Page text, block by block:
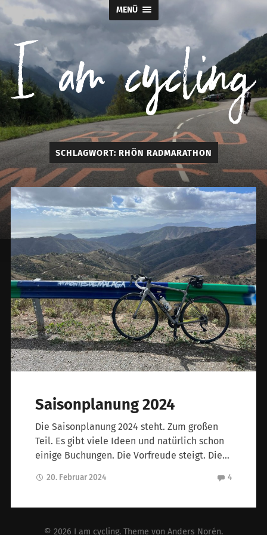
MENÜ
I
am
cycling
SCHLAGWORT: RHÖN RADMARATHON
Saisonplanung 2024
Die Saisonplanung 2024 steht. Zum großen
Teil. Es gibt viele Ideen und natürlich schon
einige Buchungen. Die Vorfreude steigt. Die…
20. Februar 2024 4
© 2026 I am cycling. Theme von Anders Norén.